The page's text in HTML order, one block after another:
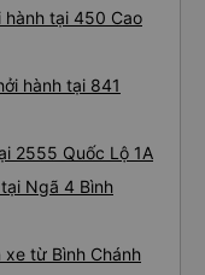
hành tại 450 Cao
hành tại 841
2555 Quốc Lộ 1A
Ngã 4 Bình
từ Bình Chánh